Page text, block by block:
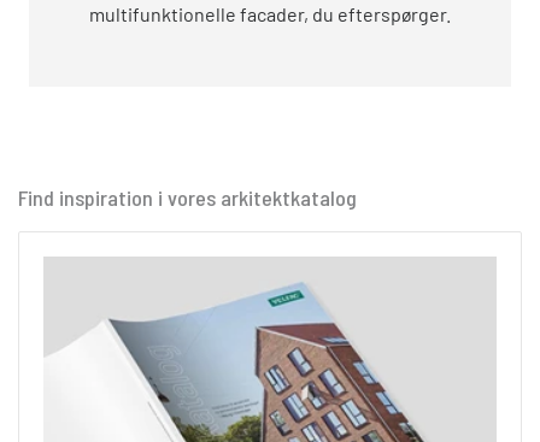
multifunktionelle facader, du efterspørger.
Find inspiration i vores arkitektkatalog